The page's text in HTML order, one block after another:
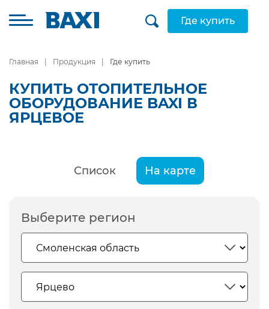
Где купить
Главная Продукция Где купить
КУПИТЬ ОТОПИТЕЛЬНОЕ
ОБОРУДОВАНИЕ BAXI В
ЯРЦЕВОЕ
Список На карте
Выберите регион